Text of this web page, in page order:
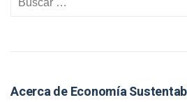
Acerca de Economía